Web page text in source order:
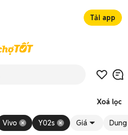
Tải app
Xoá lọc
Vivo Y02s Giá